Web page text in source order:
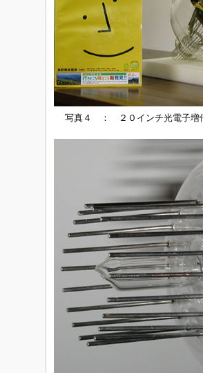
写真４ ： ２０インチ光電子増